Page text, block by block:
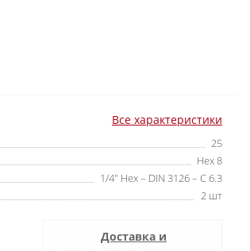
Все характеристики
25
Hex 8
1/4" Hex – DIN 3126 – C 6.3
2 шт
Доставка и